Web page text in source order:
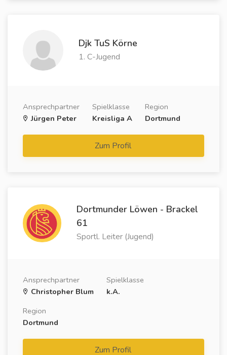
Djk TuS Körne
1. C-Jugend
Ansprechpartner
Jürgen Peter
Spielklasse
Kreisliga A
Region
Dortmund
Zum Profil
Dortmunder Löwen - Brackel
61
Sportl. Leiter (Jugend)
Ansprechpartner
Christopher Blum
Spielklasse
k.A.
Region
Dortmund
Zum Profil